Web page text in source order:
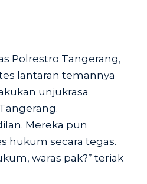
Polrestro Tangerang,
lantaran temannya
unjukrasa
Mereka pun
hukum secara tegas.
waras pak?” teriak